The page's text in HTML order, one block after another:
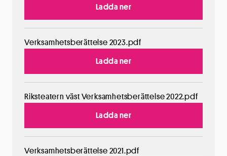
Ladda ner
Verksamhetsberättelse 2023.pdf
Ladda ner
Riksteatern väst Verksamhetsberättelse 2022.pdf
Ladda ner
Verksamhetsberättelse 2021.pdf